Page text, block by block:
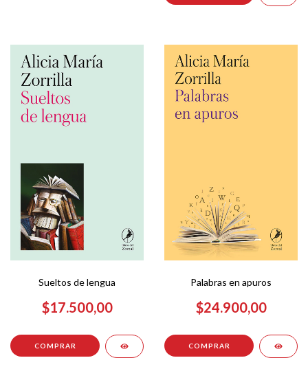
Sueltos de lengua
$17.500,00
Palabras en apuros
$24.900,00